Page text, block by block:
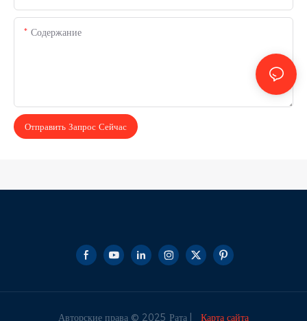
Содержание
Отправить Запрос Сейчас
Авторские права © 2025 Рата | Карта сайта